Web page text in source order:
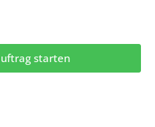
starten